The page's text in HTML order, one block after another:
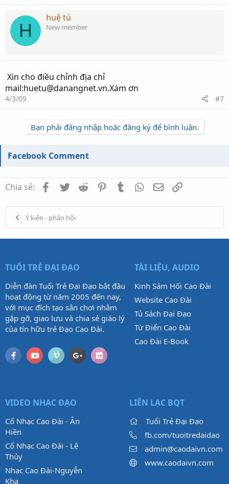
H
huệ tú
New member
Xin cho điều chỉnh địa chỉ
mail:huetu@danangnet.vn.Xám ơn
4/3/09 #7
Bạn phải đăng nhập hoặc đăng ký để bình luận.
Facebook Comment
Chia sẻ: Facebook
TwitterReddit PinterestTumblrWhatsApp
Email
Ý kiến - phản hồi
TUỔI TRẺ ĐẠI ĐẠO
Diễn đàn Tuổi Trẻ Đại Đạo bắt đầu
hoạt động từ năm 2005 đến nay,
với mục đích tạo sân chơi nhằm
gặp gỡ, giao lưu và chia sẻ giáo lý
của tín hữu trẻ Đạo Cao Đài.
TÀI LIỆU, AUDIO
Kinh Sám Hối Cao Đài
Website Cao Đài
Tủ Sách Đại Đạo
Từ Điển Cao Đài
Cao Đài E-Book
VIDEO NHẠC ĐẠO
Cổ Nhạc Cao Đài - Ân
Hiền
Cổ Nhạc Cao Đài - Lệ
Thủy
Nhạc Cao Đài-Nguyễn
Kha
LIÊN LẠC BQT
Tuổi Trẻ Đại Đạo
fb.com/tuoitredaidao
admin@caodaivn.com
www.caodaivn.com